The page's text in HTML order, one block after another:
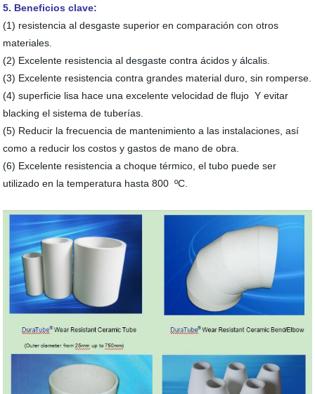
5. Beneficios clave:
(1) resistencia al desgaste superior en comparación con otros
materiales.
(2) Excelente resistencia al desgaste contra ácidos y álcalis.
(3) Excelente resistencia contra grandes material duro, sin romperse.
(4) superficie lisa hace una excelente velocidad de flujo Y evitar
blacking el sistema de tuberías.
(5) Reducir la frecuencia de mantenimiento a las instalaciones, así
como a reducir los costos y gastos de mano de obra.
(6) Excelente resistencia a choque térmico, el tubo puede ser
utilizado en la temperatura hasta 800 ºC.